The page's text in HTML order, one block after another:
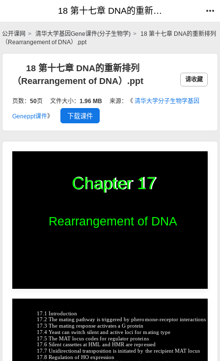
18 第十七章 DNA的重新排列（Rearrangement of DNA）.ppt_分子生物学基因Gene_公开课网
18 第十七章 DNA的重新排列（Rearrangement of DNA）.ppt_分子生物学基因Gene_公开课网
公开课网 清华大学基因Gene课件(分子生物学)
18 第十七章 DNA的重新排列
（Rearrangement of DNA）.ppt
18 第十七章 DNA的重新排列
（Rearrangement of DNA）.ppt
请收藏
页数：50页 文件大小：1.96 MB 来源：《清华大学分子生物学基因
Geneppt课件》 下载课件